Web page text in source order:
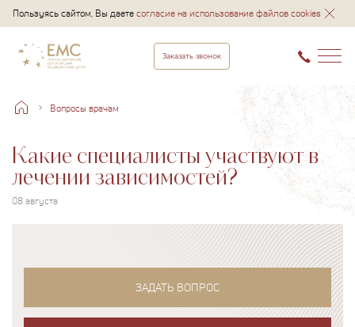
Пользуясь сайтом, Вы даетесогласие на использование файлов cookies
Заказать звонок
Вопросы врачам
Какие специалисты участвуют в
лечении зависимостей?
08 августа
ЗАДАТЬ ВОПРОС